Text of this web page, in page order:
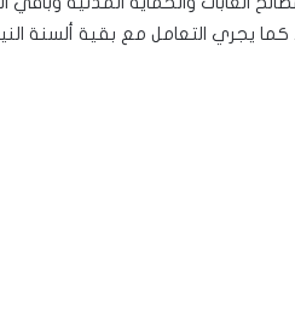
يجري التعامل مع بقية ألسنة